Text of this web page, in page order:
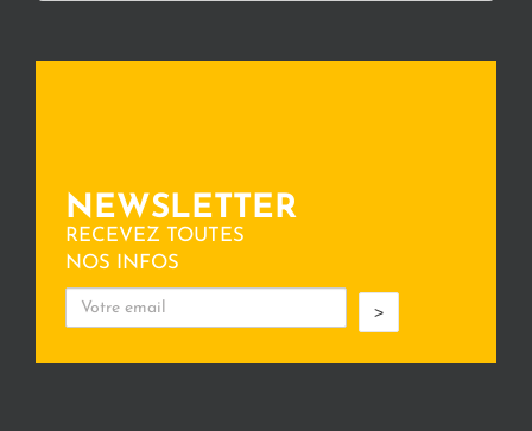
NEWSLETTER
RECEVEZ TOUTES
NOS INFOS
>